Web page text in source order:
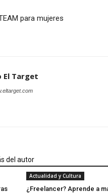
para mujeres
El Target
del autor
Actualidad y Cultura
¿Freelancer? Aprende a